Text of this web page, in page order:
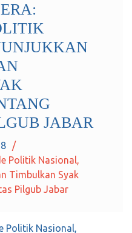
JABAR
Politik Nasional,
Timbulkan Syak
Pilgub Jabar